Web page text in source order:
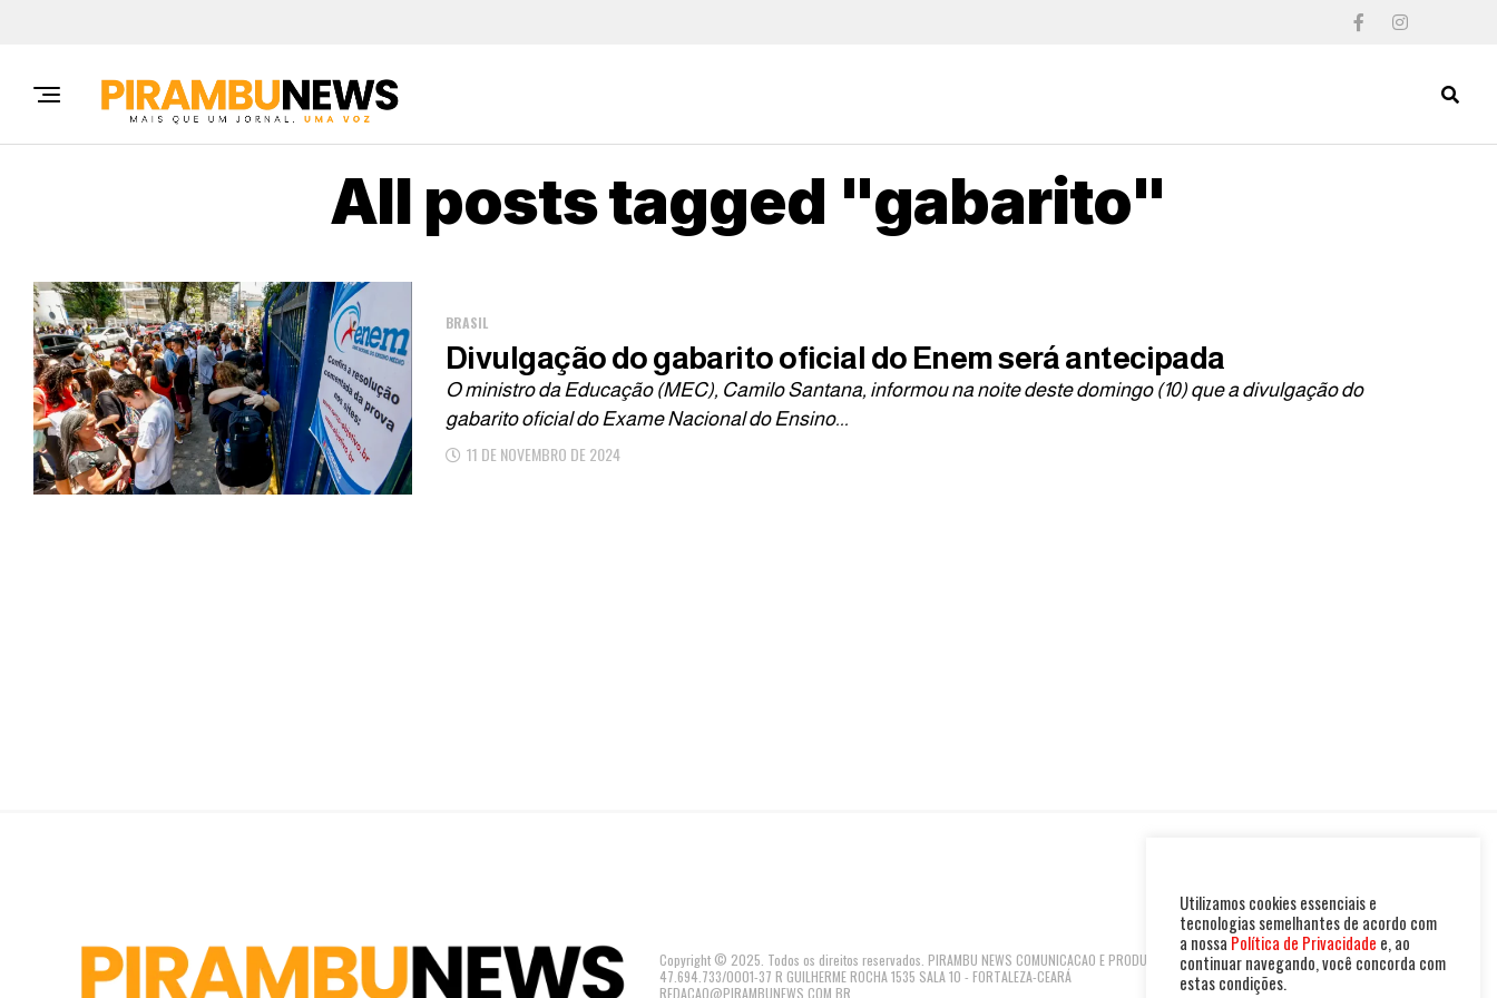
All posts tagged "gabarito"
BRASIL
Divulgação do gabarito oficial do Enem será antecipada
O ministro da Educação (MEC), Camilo Santana, informou na noite deste domingo (10) que a divulgação do
gabarito oficial do Exame Nacional do Ensino...
11 DE NOVEMBRO DE 2024
Copyright © 2025. Todos os direitos reservados. PIRAMBU NEWS COMUNICACAO E PRODUTOS LTDA | CNPJ:
47.694.733/0001-37 R GUILHERME ROCHA 1535 SALA 10 - FORTALEZA-CEARÁ
REDACAO@PIRAMBUNEWS.COM.BR
Utilizamos cookies essenciais e
tecnologias semelhantes de acordo com
a nossa Política de Privacidade e, ao
continuar navegando, você concorda com
estas condições.